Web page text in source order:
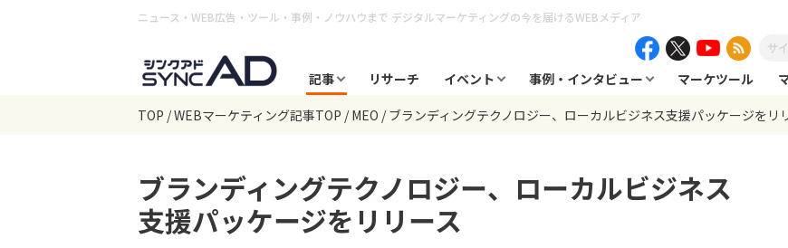
ニュース・WEB広告・ツール・事例・ノウハウまで デジタルマーケティングの今を届けるWEBメディア
記事 リサーチ イベント 事例・インタビュー マーケツール
TOP WEBマーケティング記事TOP MEO ブランディングテクノロジー、ローカルビジネス支援パッケージをリ
ブランディングテクノロジー、ローカルビジネス
支援パッケージをリリース